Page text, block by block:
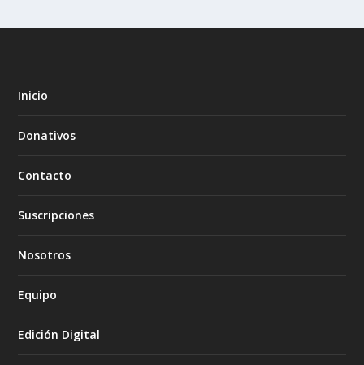
Inicio
Donativos
Contacto
Suscripciones
Nosotros
Equipo
Edición Digital